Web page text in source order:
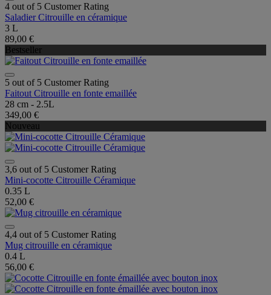
4 out of 5 Customer Rating
Saladier Citrouille en céramique
3 L
89,00 €
Bestseller
5 out of 5 Customer Rating
Faitout Citrouille en fonte emaillée
28 cm - 2.5L
349,00 €
Nouveau
3,6 out of 5 Customer Rating
Mini-cocotte Citrouille Céramique
0.35 L
52,00 €
4,4 out of 5 Customer Rating
Mug citrouille en céramique
0.4 L
56,00 €